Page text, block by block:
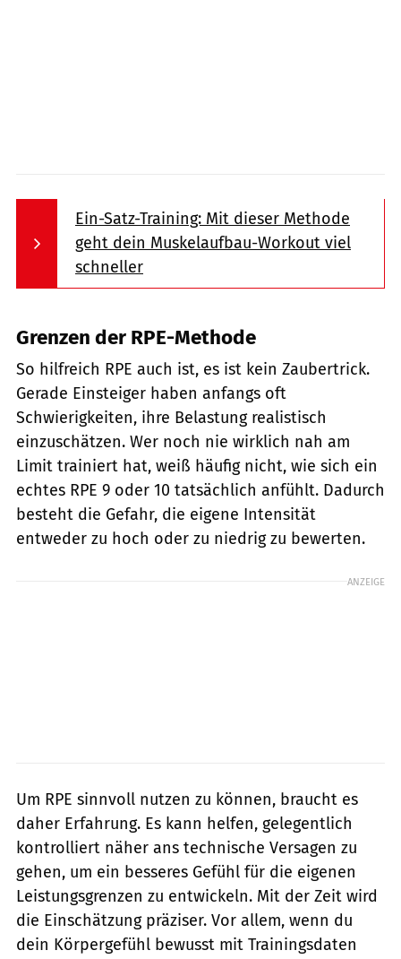
Ein-Satz-Training: Mit dieser Methode
geht dein Muskelaufbau-Workout viel
schneller
Grenzen der RPE-Methode
So hilfreich RPE auch ist, es ist kein Zaubertrick.
Gerade Einsteiger haben anfangs oft
Schwierigkeiten, ihre Belastung realistisch
einzuschätzen. Wer noch nie wirklich nah am
Limit trainiert hat, weiß häufig nicht, wie sich ein
echtes RPE 9 oder 10 tatsächlich anfühlt. Dadurch
besteht die Gefahr, die eigene Intensität
entweder zu hoch oder zu niedrig zu bewerten.
ANZEIGE
Um RPE sinnvoll nutzen zu können, braucht es
daher Erfahrung. Es kann helfen, gelegentlich
kontrolliert näher ans technische Versagen zu
gehen, um ein besseres Gefühl für die eigenen
Leistungsgrenzen zu entwickeln. Mit der Zeit wird
die Einschätzung präziser. Vor allem, wenn du
dein Körpergefühl bewusst mit Trainingsdaten